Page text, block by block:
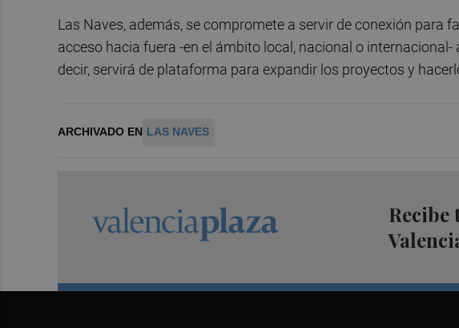
Las Naves, además, se compromete a servir de conexión para
acceso hacia fuera -en el ámbito local, nacional o
decir, servirá de plataforma para expandir los proyectos y
ARCHIVADO EN LAS NAVES
Recibe